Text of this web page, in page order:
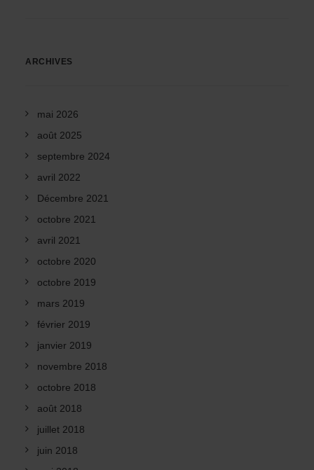
ARCHIVES
mai 2026
août 2025
septembre 2024
avril 2022
Décembre 2021
octobre 2021
avril 2021
octobre 2020
octobre 2019
mars 2019
février 2019
janvier 2019
novembre 2018
octobre 2018
août 2018
juillet 2018
juin 2018